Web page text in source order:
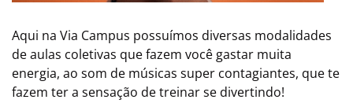
Aqui na Via Campus possuímos diversas modalidades
de aulas coletivas que fazem você gastar muita
energia, ao som de músicas super contagiantes, que te
fazem ter a sensação de treinar se divertindo!